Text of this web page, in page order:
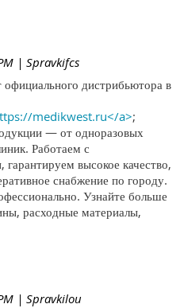
| Spravkifcs
дистрибьютора в
medikwest.ru</a>;
— от одноразовых
Работаем с
высокое качество,
снабжение по городу.
Узнайте больше
расходные материалы,
| Spravkilou